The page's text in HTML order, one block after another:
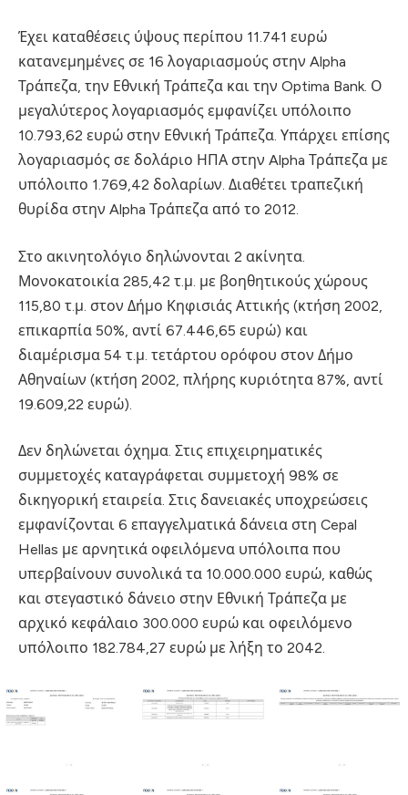
Έχει καταθέσεις ύψους περίπου 11.741 ευρώ
κατανεμημένες σε 16 λογαριασμούς στην Alpha
Τράπεζα, την Εθνική Τράπεζα και την Optima Bank. Ο
μεγαλύτερος λογαριασμός εμφανίζει υπόλοιπο
10.793,62 ευρώ στην Εθνική Τράπεζα. Υπάρχει επίσης
λογαριασμός σε δολάριο ΗΠΑ στην Alpha Τράπεζα με
υπόλοιπο 1.769,42 δολαρίων. Διαθέτει τραπεζική
θυρίδα στην Alpha Τράπεζα από το 2012.
Στο ακινητολόγιο δηλώνονται 2 ακίνητα.
Μονοκατοικία 285,42 τ.μ. με βοηθητικούς χώρους
115,80 τ.μ. στον Δήμο Κηφισιάς Αττικής (κτήση 2002,
επικαρπία 50%, αντί 67.446,65 ευρώ) και
διαμέρισμα 54 τ.μ. τετάρτου ορόφου στον Δήμο
Αθηναίων (κτήση 2002, πλήρης κυριότητα 87%, αντί
19.609,22 ευρώ).
Δεν δηλώνεται όχημα. Στις επιχειρηματικές
συμμετοχές καταγράφεται συμμετοχή 98% σε
δικηγορική εταιρεία. Στις δανειακές υποχρεώσεις
εμφανίζονται 6 επαγγελματικά δάνεια στη Cepal
Hellas με αρνητικά οφειλόμενα υπόλοιπα που
υπερβαίνουν συνολικά τα 10.000.000 ευρώ, καθώς
και στεγαστικό δάνειο στην Εθνική Τράπεζα με
αρχικό κεφάλαιο 300.000 ευρώ και οφειλόμενο
υπόλοιπο 182.784,27 ευρώ με λήξη το 2042.